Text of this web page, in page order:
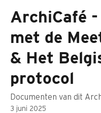
ArchiCafé
met de
& Het
protocol
Documenten van dit
3 juni 2025